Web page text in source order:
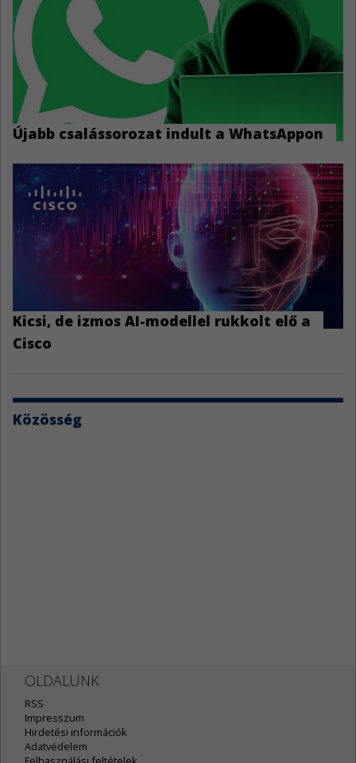
Újabb csalássorozat indult a WhatsAppon
Kicsi, de izmos AI-modellel rukkolt elő a
Cisco
Közösség
OLDALUNK
RSS
Impresszum
Hirdetési információk
Adatvédelem